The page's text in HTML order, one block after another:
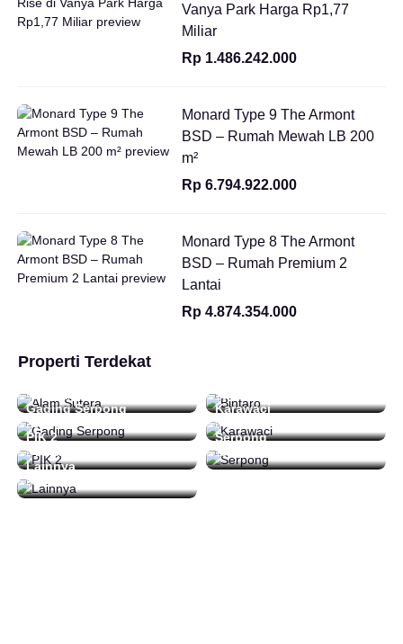
Vanya Park Harga Rp1,77
Miliar
Rp 1.486.242.000
Monard Type 9 The Armont
BSD – Rumah Mewah LB 200
m²
Rp 6.794.922.000
Monard Type 8 The Armont
BSD – Rumah Premium 2
Lantai
Rp 4.874.354.000
Properti Terdekat
48 Daftar 16 Daftar
Gading Serpong
212 Daftar
Karawaci
0 Daftar
PIK 2
0 Daftar
Serpong
15 Daftar
Lainnya
92 Daftar